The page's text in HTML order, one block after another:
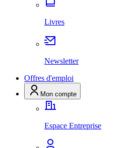
Livres
Newsletter
Offres d'emploi
Mon compte
Espace Entreprise